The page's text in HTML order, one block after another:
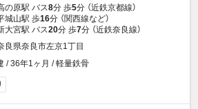
の原駅 バス8分 歩5分 （近鉄京都線）
城山駅 歩16分 （関西線など）
大宮駅 バス20分 歩7分 （近鉄奈良線）
良県奈良市左京1丁目
/ 36年1ヶ月 / 軽量鉄骨